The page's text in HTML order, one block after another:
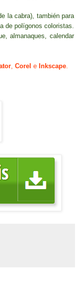
la cabra), también para
de polígonos coloristas
almanaques,calendar
Corel e Inkscape